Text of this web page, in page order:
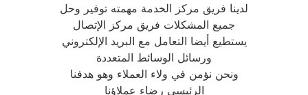
لدينا فريق مركز الخدمة مهمته توفير وحل
جميع المشكلات فريق مركز الإتصال
يستطيع أيضا التعامل مع البريد الإلكتروني
ورسائل الوسائط المتعددة
ونحن نؤمن في ولاء العملاء وهو هدفنا
الرئيسي رضاء عملاؤنا